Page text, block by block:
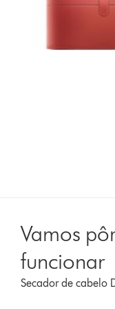
Vamos
funcionar
Secador de cabelo